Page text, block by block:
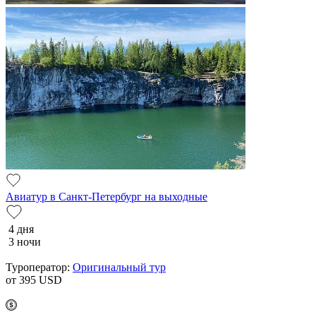
Авиатур в Санкт-Петербург на выходные
4 дня
3 ночи
Туроператор: Оригинальный тур
от 395 USD